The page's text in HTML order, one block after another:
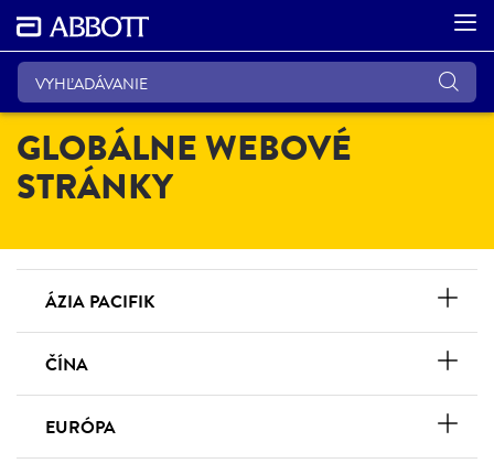
GLOBÁLNE WEBOVÉ
STRÁNKY
ÁZIA PACIFIK
ČÍNA
EURÓPA